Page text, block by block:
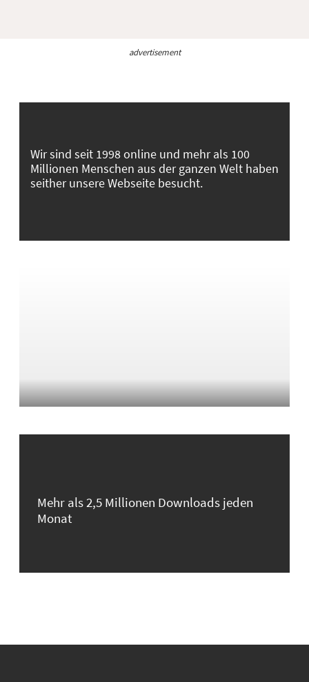
advertisement
Wir sind seit 1998 online und mehr als 100
Millionen Menschen aus der ganzen Welt haben
seither unsere Webseite besucht.
Mehr als 2,5 Millionen Downloads jeden
Monat